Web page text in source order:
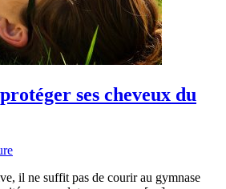
ses cheveux du
il ne suffit pas de courir au gymnase